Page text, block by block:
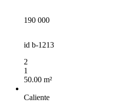
190 000
id b-1213
2
1
50.00 m²
Caliente